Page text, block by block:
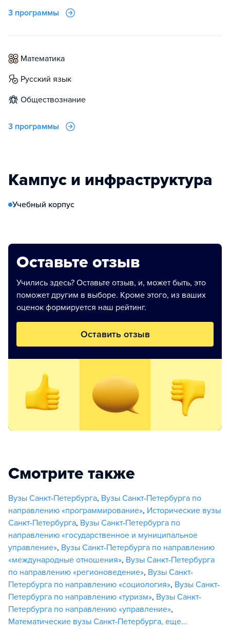
3 программы
математика
русский язык
обществознание
3 программы
Кампус и инфраструктура
Учебный корпус
Оставьте отзыв
Учились здесь? Оставьте отзыв, и, может быть, это
поможет другим в выборе. Кроме этого, из ваших
оценок формируется наш рейтинг.
Оставить отзыв
Смотрите также
Вузы Санкт-Петербурга, Вузы Санкт-Петербурга по
направлению «программирование», Исторические вузы
Санкт-Петербурга, Вузы Санкт-Петербурга по
направлению «государственное и муниципальное
управление», Вузы Санкт-Петербурга по направлению
«международные отношения», Вузы Санкт-Петербурга
по направлению «регионоведение», Вузы Санкт-
Петербурга по направлению «социология», Вузы Санкт-
Петербурга по направлению «туризм», Вузы Санкт-
Петербурга по направлению «управление»,
Математические вузы Санкт-Петербурга, еще...